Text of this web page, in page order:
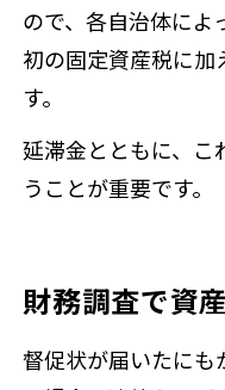
ので、各自治体によ
初の固定資産税に加
す。
延滞金とともに、こ
うことが重要です。
財務調査で資
督促状が届いたにも